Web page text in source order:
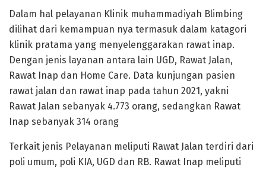
Dalam hal pelayanan Klinik muhammadiyah Blimbing
dilihat dari kemampuan nya termasuk dalam katagori
klinik pratama yang menyelenggarakan rawat inap.
Dengan jenis layanan antara lain UGD, Rawat Jalan,
Rawat Inap dan Home Care. Data kunjungan pasien
rawat jalan dan rawat inap pada tahun 2021, yakni
Rawat Jalan sebanyak 4.773 orang, sedangkan Rawat
Inap sebanyak 314 orang
Terkait jenis Pelayanan meliputi Rawat Jalan terdiri dari
poli umum, poli KIA, UGD dan RB. Rawat Inap meliputi